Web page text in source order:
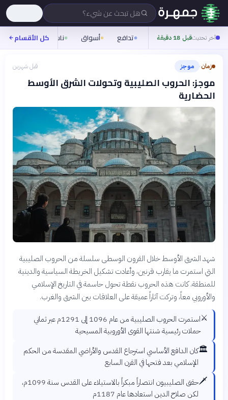
هل تبحث عن شيء؟
آخر تحديثقبل 18 دقيقة تدافع أسواق ناس روح
كل الأقسام
زمان› موجز قبل شهرين
موجز: الحروب الصليبية وتحولات الشرق الأوسط
الحضارية
شهد الشرق الأوسط خلال القرون الوسطى سلسلة من الحروب الصليبية
التي استمرت ما يقارب قرنين، وأعادت تشكيل الخريطة السياسية والدينية
للمنطقة. كانت هذه الحروب نقطة تحول حاسمة في التاريخ الإسلامي
والأوروبي معاً، وتركت آثاراً عميقة على العلاقات بين الشرق والغرب.
⚔️
استمرت الحروب الصليبية من عام 1096 إلى 1291م عبر ثماني
حملات رئيسية شنتها القوى الأوروبية المسيحية
🏛️كان الدافع الأساسي استرجاع القدس والأراضي المقدسة من الحكم
الإسلامي بعد فتحها في القرن السابع
🗡️
حقق الصليبيون انتصاراً مبكراً بالاستيلاء على القدس سنة 1099م،
لكن صلاح الدين استعادها عام 1187م